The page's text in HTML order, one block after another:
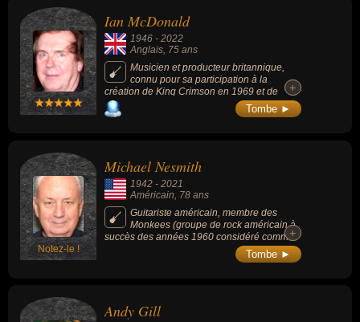
d'apogée musicale dans le milieu des
années 1970 (en solo) et figure 2 fois au
Rock and Roll Hall of Fame.
Ian McDonald
1946 - 2022
Anglais, 75 ans
Musicien et producteur britannique,
connu pour sa participation à la
création de King Crimson en 1969 et de
Foreigner de 1976 à 1979. Multi-
instrumentiste, il est reconnu pour ses talents
+
+
Tombe ►
Notez-le !
Michael Nesmith
1942 - 2021
Américain , 78 ans
Guitariste américain, membre des
Monkees (groupe de rock américain à
succès des années 1960 considéré comme
le premier boys band de l’histoire, monté de
toutes pièces pour une émission de
+
+
Tombe ►
Andy Gill